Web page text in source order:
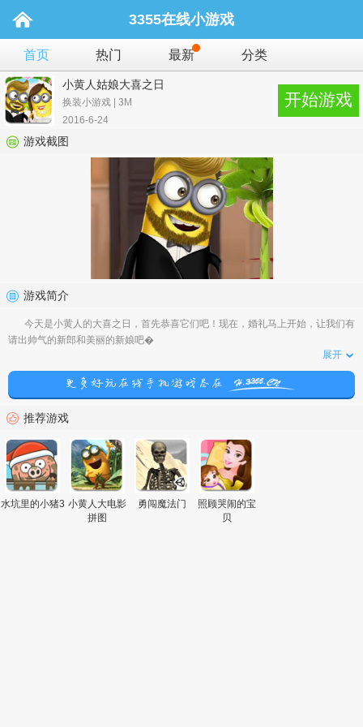
3355在线小游戏
首页 热门 最新 分类
小黄人姑娘大喜之日
换装小游戏 | 3M
2016-6-24
开始游戏
游戏截图
游戏简介
今天是小黄人的大喜之日，首先恭喜它们吧！现在，婚礼马上开始，让我们有
请出帅气的新郎和美丽的新娘吧�
展开
推荐游戏
水坑里的小猪3 小黄人大电影
拼图
勇闯魔法门
照顾哭闹的宝
贝